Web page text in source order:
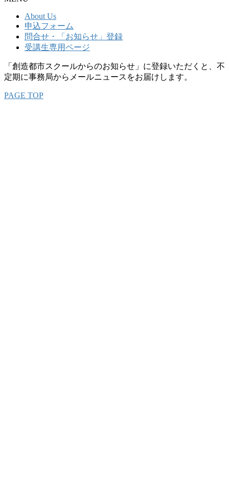
About Us
申込フォーム
問合せ・「お知らせ」登録
受講生専用ページ
「創造都市スクールからのお知らせ」に登録いただくと、不
定期に事務局からメールニュースをお届けします。
PAGE TOP